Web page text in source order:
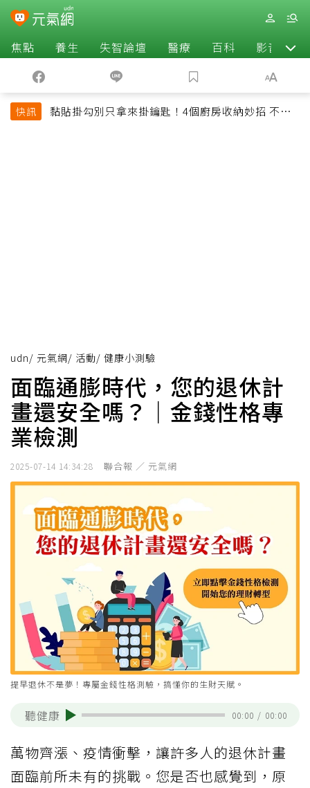
焦點 養生 失智論壇 醫療 百科 影音
快訊
黏貼掛勾別只拿來掛鑰匙！4個廚房收納妙招 不用
udn/ 元氣網/ 活動/ 健康小測驗
面臨通膨時代，您的退休計
畫還安全嗎？｜金錢性格專
業檢測
2025-07-14 14:34:28 聯合報 ／ 元氣網
提早退休不是夢！專屬金錢性格測驗，搞懂你的生財天賦。
聽健康 00:00 / 00:00
萬物齊漲、疫情衝擊，讓許多人的退休計畫
面臨前所未有的挑戰。您是否也感覺到，原